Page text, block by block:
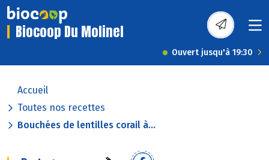
Biocoop Du Molinel
Ouvert jusqu'à 19:30
Accueil
Toutes nos recettes
Bouchées de lentilles corail à...